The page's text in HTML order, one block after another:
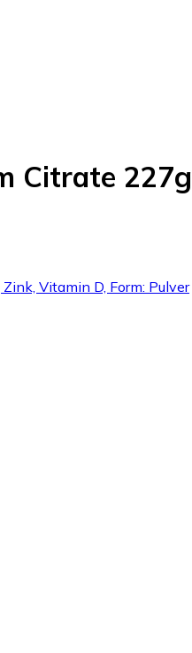
Citrate 227g
Vitamin D, Form: Pulver